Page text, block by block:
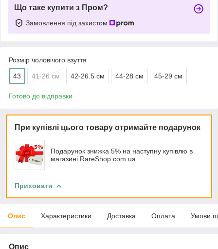
Що таке купити з Пром?
Замовлення під захистом
Розмір чоловічого взуття
43 41-26 см 42-26.5 см 44-28 см 45-29 см
Готово до відправки
При купівлі цього товару отримайте подарунок
Подарунок знижка 5% на наступну купівлю в
магазині RareShop.com.ua
Приховати
Опис Характеристики Доставка Оплата Умови
Опис